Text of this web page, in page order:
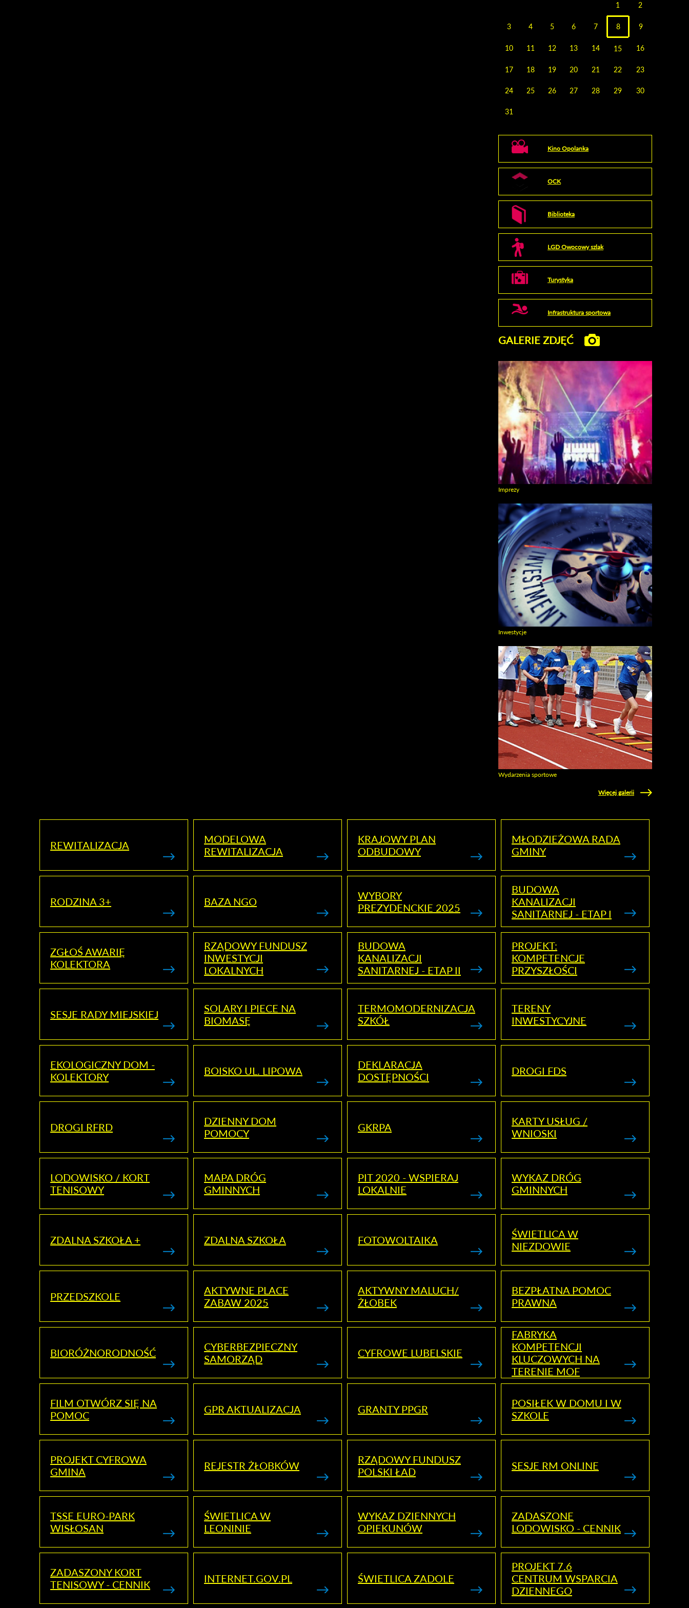
1 2
3 4 5 6 7 8 9
10 11 12 13 14 15 16
17 18 19 20 21 22 23
24 25 26 27 28 29 30
31
Kino Opolanka
OCK
Biblioteka
LGD Owocowy szlak
Turystyka
Infrastruktura sportowa
GALERIE ZDJĘĆ
Imprezy
Inwestycje
Wydarzenia sportowe
Więcej galerii
REWITALIZACJA
MODELOWA
REWITALIZACJA
KRAJOWY PLAN
ODBUDOWY
MŁODZIEŻOWA RADA
GMINY
RODZINA 3+ BAZA NGO
WYBORY
PREZYDENCKIE 2025
BUDOWA
KANALIZACJI
SANITARNEJ - ETAP I
ZGŁOŚ AWARIĘ
KOLEKTORA
RZĄDOWY FUNDUSZ
INWESTYCJI
LOKALNYCH
BUDOWA
KANALIZACJI
SANITARNEJ - ETAP II
PROJEKT:
KOMPETENCJE
PRZYSZŁOŚCI
SESJE RADY MIEJSKIEJ
SOLARY I PIECE NA
BIOMASĘ
TERMOMODERNIZACJA
SZKÓŁ
TERENY
INWESTYCYJNE
EKOLOGICZNY DOM -
KOLEKTORY
BOISKO UL. LIPOWA
DEKLARACJA
DOSTĘPNOŚCI
DROGI FDS
DROGI RFRD
DZIENNY DOM
POMOCY
GKRPA
KARTY USŁUG /
WNIOSKI
LODOWISKO / KORT
TENISOWY
MAPA DRÓG
GMINNYCH
PIT 2020 - WSPIERAJ
LOKALNIE
WYKAZ DRÓG
GMINNYCH
ZDALNA SZKOŁA + ZDALNA SZKOŁA FOTOWOLTAIKA
ŚWIETLICA W
NIEZDOWIE
PRZEDSZKOLE
AKTYWNE PLACE
ZABAW 2025
AKTYWNY MALUCH/
ŻŁOBEK
BEZPŁATNA POMOC
PRAWNA
BIORÓŻNORODNOŚĆ
CYBERBEZPIECZNY
SAMORZĄD
CYFROWE LUBELSKIE
FABRYKA
KOMPETENCJI
KLUCZOWYCH NA
TERENIE MOF
FILM OTWÓRZ SIĘ NA
POMOC
GPR AKTUALIZACJA GRANTY PPGR
POSIŁEK W DOMU I W
SZKOLE
PROJEKT CYFROWA
GMINA
REJESTR ŻŁOBKÓW
RZĄDOWY FUNDUSZ
POLSKI ŁAD
SESJE RM ONLINE
TSSE EURO-PARK
WISŁOSAN
ŚWIETLICA W
LEONINIE
WYKAZ DZIENNYCH
OPIEKUNÓW
ZADASZONE
LODOWISKO - CENNIK
ZADASZONY KORT
TENISOWY - CENNIK
INTERNET.GOV.PL ŚWIETLICA ZADOLE
PROJEKT 7.6
CENTRUM WSPARCIA
DZIENNEGO